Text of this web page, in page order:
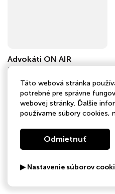
Advokáti ON AIR
Podnikanie
Táto webová stránka
potrebné pre správne
webovej stránky. Ďalšie
používame súbory cookies,
Odmietnuť
▶ Nastavenie súborov